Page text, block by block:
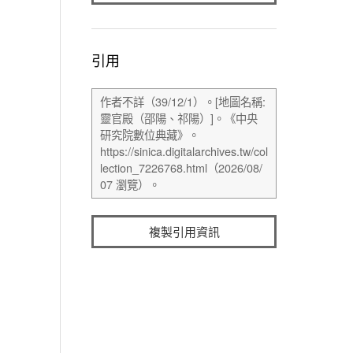
引用
複製引用資訊